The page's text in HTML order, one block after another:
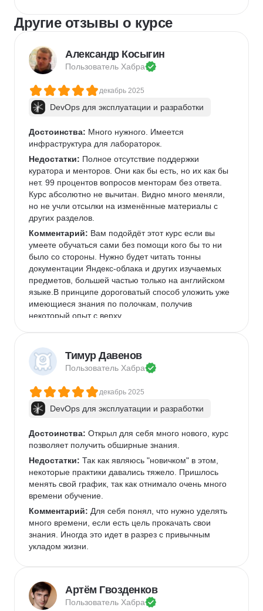
Другие отзывы о курсе
Александр Косыгин
Пользователь Хабра
декабрь 2025
DevOps для эксплуатации и разработки
Достоинства: Много нужного. Имеется
инфраструктура для лабораторок.
Недостатки: Полное отсутствие поддержки
куратора и менторов. Они как бы есть, но их как бы
нет. 99 процентов вопросов менторам без ответа.
Курс абсолютно не вычитан. Видно много меняли,
но не учли отсылки на изменённые материалы с
других разделов.
Комментарий: Вам подойдёт этот курс если вы
умеете обучаться сами без помощи кого бы то ни
было со стороны. Нужно будет читать тонны
документации Яндекс-облака и других изучаемых
предметов, большей частью только на английском
языке.В принципе дороговатый способ уложить уже
имеющиеся знания по полочкам, получив
некоторый опыт с верху.
Тимур Давенов
Пользователь Хабра
декабрь 2025
DevOps для эксплуатации и разработки
Достоинства: Открыл для себя много нового, курс
позволяет получить обширные знания.
Недостатки: Так как являюсь "новичком" в этом,
некоторые практики давались тяжело. Пришлось
менять свой график, так как отнимало очень много
времени обучение.
Комментарий: Для себя понял, что нужно уделять
много времени, если есть цель прокачать свои
знания. Иногда это идет в разрез с привычным
укладом жизни.
Артём Гвозденков
Пользователь Хабра